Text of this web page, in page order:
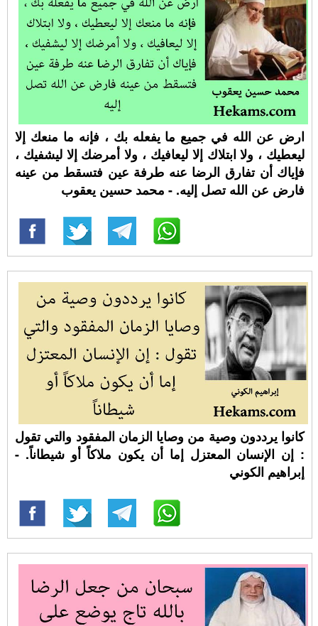
ارض عن الله في جميع ما يفعله بك ، فإنه ما منعك إلا
ليعطيك ، ولا ابتلاك إلا ليعافيك ، ولا أمرضك إلا ليشفيك ،
فإياك أن تفارق الرضا عنه طرفة عين فتسقط من عينه
فارض عن الله تصل إليه. - محمد حسين يعقوب
كانوا يرددون وصية من وصايا الزمان المفقود والتي تقول
: إن الإنسان المعتزل إما أن يكون ملاكاً أو شيطاناً. -
إبراهيم الكوني